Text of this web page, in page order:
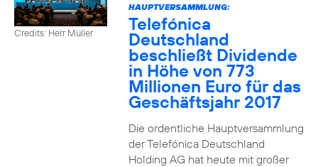
Credits: Herr Müller
HAUPTVERSAMMLUNG:
Telefónica
Deutschland
beschließt Dividende
in Höhe von 773
Millionen Euro für das
Geschäftsjahr 2017
Die ordentliche Hauptversammlung
der Telefónica Deutschland
Holding AG hat heute mit großer